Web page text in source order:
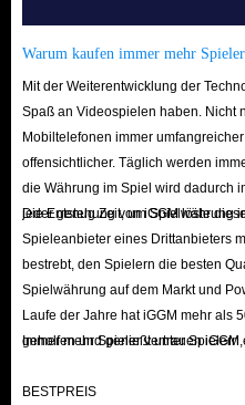
das Nutzerfeedback zeugen von
daher die beste Plattform, um
F: Kann ich nach dem Kauf von
Rückerstattung beantragen?
A: Selbstverständlich! Unabhängig
benötigen oder sich die Lieferung
außerhalb unserer Kontrolle
alle verbleibenden Bedenken
Mit seinen zahlreichen Vorteilen
Warum kaufen immer mehr
Mit der Weiterentwicklung der
Spaß an Videospielen haben. Nicht
Mobiltelefonen immer
offensichtlicher. Täglich werden
die Währung im Spiel wird dadurch
jeder genug Zeit, um Spielwährung
Die Entstehung von iGGM löste
Spieleanbieter eines Drittanbieters
bestrebt, den Spielern die besten
Spielwährung auf dem Markt und
Laufe der Jahre hat iGGM mehr als
geholfen und genießt unter Spielern
Immer mehr Spieler vertrauen
BESTPREIS